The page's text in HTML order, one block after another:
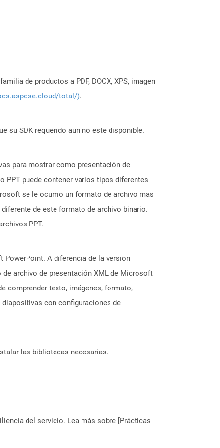
de productos a PDF, DOCX, XPS, imagen
total/).
su SDK requerido aún no esté disponible.
para mostrar como presentación de
PPT puede contener varios tipos diferentes
se le ocurrió un formato de archivo más
diferente de este formato de archivo binario.
PPT.
PowerPoint. A diferencia de la versión
archivo de presentación XML de Microsoft
comprender texto, imágenes, formato,
con configuraciones de
las bibliotecas necesarias.
del servicio. Lea más sobre [Prácticas